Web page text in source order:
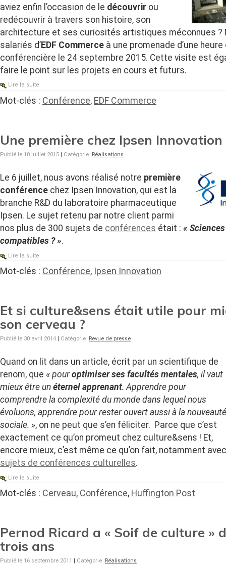
aviez enfin l’occasion de le découvrir ou
redécouvrir à travers son histoire, son
architecture et ses curiosités artistiques méconnues ?
salariés d’EDF Commerce à une promenade d’une
conférencière le 24 septembre 2015. Cette visite est
faire le point sur les projets en cours et futurs.
Lire la suite
Mot-clés : Conférence, EDF Commerce
Une première chez Ipsen Innovation
Publié le 10 juillet 2015 | Catégorie :Réalisations
Le 6 juillet, nous avons réalisé notre première
conférence chez Ipsen Innovation, qui est la
branche R&D du laboratoire pharmaceutique
Ipsen. Le sujet retenu par notre client parmi
nos plus de 300 sujets de conférences était : «
compatibles ? ».
Lire la suite
Mot-clés : Conférence, Ipsen Innovation
Et si culture&sens était utile pour
son cerveau ?
Publié le 30 avril 2014 | Catégorie :Revue de presse
Quand on lit dans un article, écrit par un scientifique de
renom, que « pouroptimiser ses facultés mentales, il vaut
mieux être un éternel apprenant. Apprendre pour
comprendre la complexité du monde dans lequel nous
évoluons, apprendre pour rester ouvert aussi à la nouveauté
sociale. », on ne peut que s’en féliciter. Parce que c’est
exactement ce qu’on promeut chez culture&sens ! Et,
encore mieux, c’est même ce qu’on fait, notamment
sujets de conférences culturelles.
Lire la suite
Mot-clés : Cerveau, Conférence, Huffington Post
Pernod Ricard a « Soif de culture »
trois ans
Publié le 16 septembre 2011 Catégorie : Réalisations